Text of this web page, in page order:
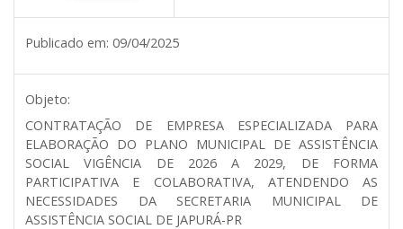
Publicado em: 09/04/2025
Objeto:
CONTRATAÇÃO DE EMPRESA ESPECIALIZADA PARA
ELABORAÇÃO DO PLANO MUNICIPAL DE ASSISTÊNCIA
SOCIAL VIGÊNCIA DE 2026 A 2029, DE FORMA
PARTICIPATIVA E COLABORATIVA, ATENDENDO AS
NECESSIDADES DA SECRETARIA MUNICIPAL DE
ASSISTÊNCIA SOCIAL DE JAPURÁ-PR